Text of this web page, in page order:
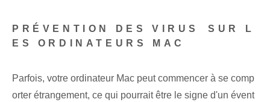
PRÉVENTION DES VIRUS⁤ SUR L
ES ORDINATEURS MAC
Parfois, votre ordinateur Mac peut commencer à se comp
orter étrangement, ce qui pourrait être le signe d'un évent